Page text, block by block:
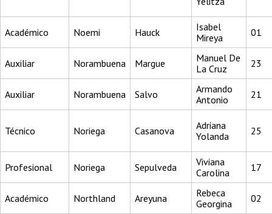
Académico Noemi Hauck
Isabel
Mireya
01
Auxiliar Norambuena Margue
Manuel De
La Cruz
23
Auxiliar Norambuena Salvo
Armando
Antonio
21
Técnico Noriega Casanova
Adriana
Yolanda
25
Profesional Noriega Sepulveda
Viviana
Carolina
17
Académico Northland Areyuna
Rebeca
Georgina
02